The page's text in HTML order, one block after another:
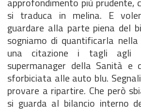
si traduca in melina. E
guardare alla parte piena del
sogniamo di quantificarla
una citazione i tagli agli
supermanager della Sanità e
sforbiciata alle auto blu.
provare a ripartire. Che però
si guarda al bilancio interno